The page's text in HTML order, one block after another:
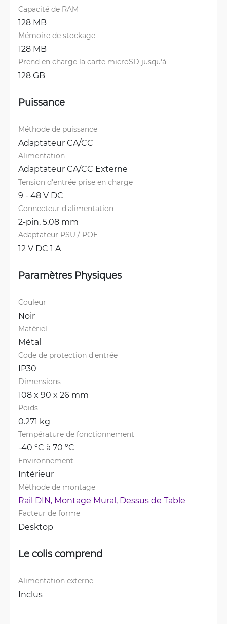
Capacité de RAM
128 MB
Mémoire de stockage
128 MB
Prend en charge la carte microSD jusqu'à
128 GB
Puissance
Méthode de puissance
Adaptateur CA/CC
Alimentation
Adaptateur CA/CC Externe
Tension d'entrée prise en charge
9 - 48 V DC
Connecteur d'alimentation
2-pin, 5.08 mm
Adaptateur PSU / POE
12 V DC 1 A
Paramètres Physiques
Couleur
Noir
Matériel
Métal
Code de protection d'entrée
IP30
Dimensions
108 x 90 x 26 mm
Poids
0.271 kg
Température de fonctionnement
-40 °C à 70 °C
Environnement
Intérieur
Méthode de montage
Rail DIN, Montage Mural, Dessus de Table
Facteur de forme
Desktop
Le colis comprend
Alimentation externe
Inclus